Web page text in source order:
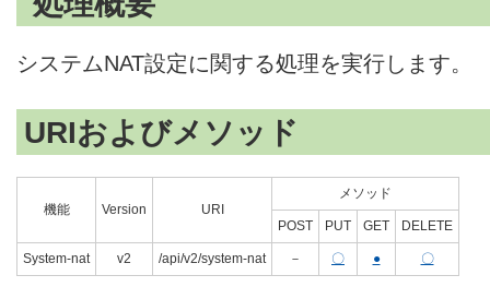
システムNAT設定に関する処理を実行します。
URIおよびメソッド
機能 Version URI
メソッド
POST PUT GET DELETE
System-nat v2 /api/v2/system-nat － 〇 ● 〇